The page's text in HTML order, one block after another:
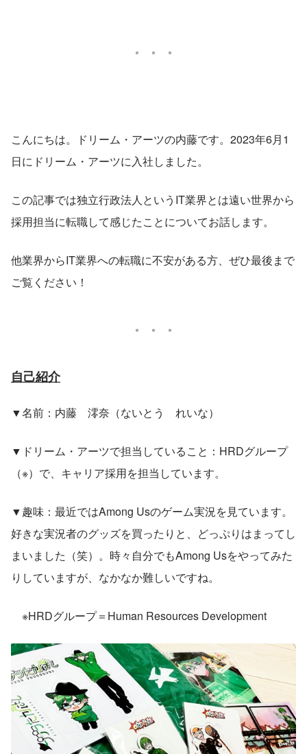
こんにちは。ドリーム・アーツの内藤です。2023年6月1
日にドリーム・アーツに入社しました。
この記事では独立行政法人というIT業界とは遠い世界から
採用担当に転職して感じたことについてお話します。
他業界からIT業界への転職に不安がある方、ぜひ最後まで
ご覧ください！
自己紹介
▼名前：内藤　澪奈（ないとう　れいな）
▼ドリーム・アーツで担当していること：HRDグループ
（※）で、キャリア採用を担当しています。
▼趣味：最近ではAmong Usのゲーム実況を見ています。
好きな実況者のグッズを買ったりと、どっぷりはまってし
まいました（笑）。時々自分でもAmong Usをやってみた
りしていますが、なかなか難しいですね。
※HRDグループ＝Human Resources Development